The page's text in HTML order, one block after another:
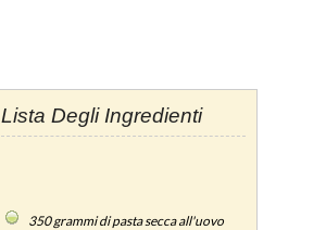
Lista Degli Ingredienti
350grammi di pasta secca all'uovo